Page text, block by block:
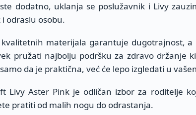
dodatno, uklanja se poslužavnik i Livy
i odraslu osobu.
materijala garantuje dugotrajnost,
pružati najbolju podršku za zdravo držanje
da je praktična, već će lepo izgledati u
Livy Aster Pink je odličan izbor za roditelje
pratiti od malih nogu do odrastanja.